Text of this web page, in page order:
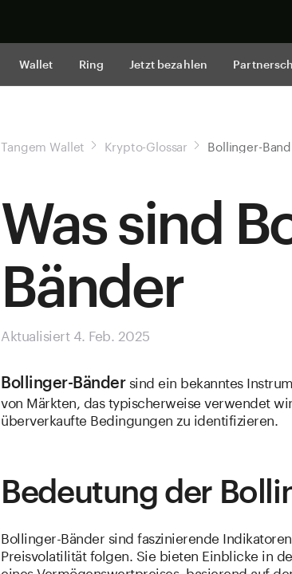
Wallet Ring Jetzt bezahlen
Tangem Wallet Krypto-Glossar Bollinger-Band
Was sind
Bänder
Aktualisiert 4. Feb. 2025
Bollinger-Bändersind ein bekanntes
von Märkten, das typischerweise verwendet
überverkaufte Bedingungen zu identifizieren.
Bedeutung der
Bollinger-Bänder sind faszinierende
Preisvolatilität folgen. Sie bieten Einblicke in